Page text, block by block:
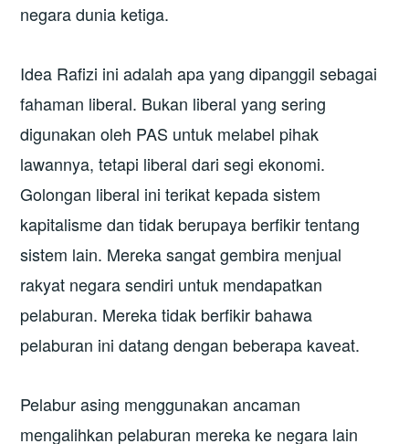
negara dunia ketiga.
Idea Rafizi ini adalah apa yang dipanggil sebagai
fahaman liberal. Bukan liberal yang sering
digunakan oleh PAS untuk melabel pihak
lawannya, tetapi liberal dari segi ekonomi.
Golongan liberal ini terikat kepada sistem
kapitalisme dan tidak berupaya berfikir tentang
sistem lain. Mereka sangat gembira menjual
rakyat negara sendiri untuk mendapatkan
pelaburan. Mereka tidak berfikir bahawa
pelaburan ini datang dengan beberapa kaveat.
Pelabur asing menggunakan ancaman
mengalihkan pelaburan mereka ke negara lain